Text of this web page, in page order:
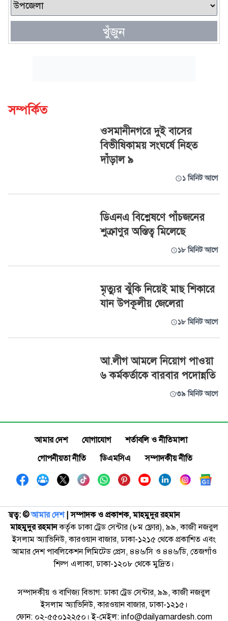
খুঁজুন
সম্পর্কিত
ওসমানীনগরে দুই বাসের
বিভীষিকাময় সংঘর্ষে নিহত
দাঁড়াল ৯
১ মিনিট আগে
ডিএনএ বিশ্লেষণে পাঁচজনের
শুক্রাণুর অস্তিত্ব মিলেছে
১৮ মিনিট আগে
মৃত্যুর ঝুঁকি নিয়েই মাছ শিকারে
যান উপকূলীয় জেলেরা
১৮ মিনিট আগে
আ.লীগ আমলে নিয়োগ পাওয়া
৬ কর্মকর্তাকে বারবার পদোন্নতি
৩৯ মিনিট আগে
আমার দেশ যোগাযোগ
শর্তাবলি ও নীতিমালা
গোপনীয়তা নীতি
ডিএমসিএ সম্পাদকীয় নীতি
স্বত্ব: ©️আমার দেশ| সম্পাদক ও প্রকাশক, মাহমুদুর রহমান
মাহমুদুর রহমানকর্তৃক ঢাকা ট্রেড সেন্টার (৮ম ফ্লোর), ৯৯, কাজী নজরুল
ইসলাম অ্যাভিনিউ, কারওয়ান বাজার, ঢাকা-১২১৫ থেকে প্রকাশিত এবং
আমার দেশ পাবলিকেশন লিমিটেড প্রেস, ৪৪৬/সি ও ৪৪৬/ডি, তেজগাঁও
শিল্প এলাকা, ঢাকা-১২০৮ থেকে মুদ্রিত।
সম্পাদকীয় ও বাণিজ্য বিভাগ: ঢাকা ট্রেড সেন্টার, ৯৯, কাজী নজরুল
ইসলাম অ্যাভিনিউ, কারওয়ান বাজার, ঢাকা-১২১৫।
ফোন: ০২-৫৫০১২২৫০। ই-মেইল: info@dailyamardesh.com